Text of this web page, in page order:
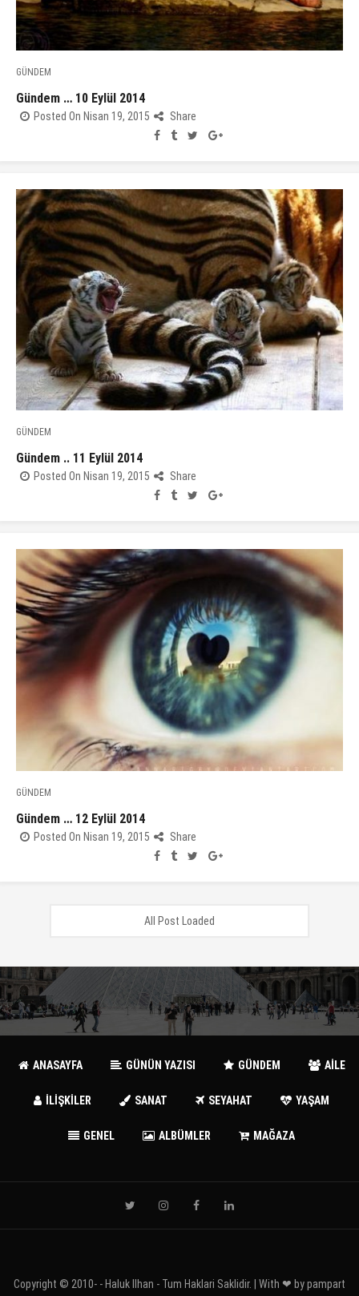
GÜNDEM
Gündem … 10 Eylül 2014
Posted On Nisan 19, 2015 Share
GÜNDEM
Gündem .. 11 Eylül 2014
Posted On Nisan 19, 2015 Share
GÜNDEM
Gündem … 12 Eylül 2014
Posted On Nisan 19, 2015 Share
All Post Loaded
ANASAYFA GÜNÜN YAZISI GÜNDEM AİLE
İLİŞKİLER SANAT SEYAHAT YAŞAM
GENEL ALBÜMLER MAĞAZA
Copyright © 2010- - Haluk Ilhan - Tum Haklari Saklidir. | With ❤ bypampart